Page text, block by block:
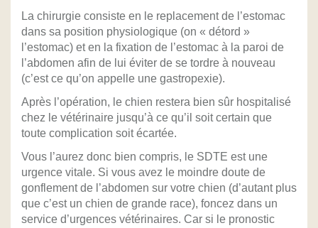
La chirurgie consiste en le replacement de l’estomac
dans sa position physiologique (on « détord »
l’estomac) et en la fixation de l’estomac à la paroi de
l’abdomen afin de lui éviter de se tordre à nouveau
(c’est ce qu’on appelle une gastropexie).
Après l’opération, le chien restera bien sûr hospitalisé
chez le vétérinaire jusqu’à ce qu’il soit certain que
toute complication soit écartée.
Vous l’aurez donc bien compris, le SDTE est une
urgence vitale. Si vous avez le moindre doute de
gonflement de l’abdomen sur votre chien (d’autant plus
que c’est un chien de grande race), foncez dans un
service d’urgences vétérinaires. Car si le pronostic